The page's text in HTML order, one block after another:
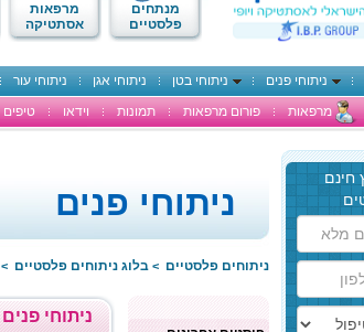
מנתחים
פלסטיים
מרפאות
אסתטיקה
ניתוחי פנים ניתוחי בטן ניתוחי אגן ניתוחי עור
מרפאות פורום מרפאות תמונות וידאו טיפים
ניתוחי פנים
ניתוחים פלסטיים > בלוג ניתוחים פלסטיים >
ניתוחי פנים